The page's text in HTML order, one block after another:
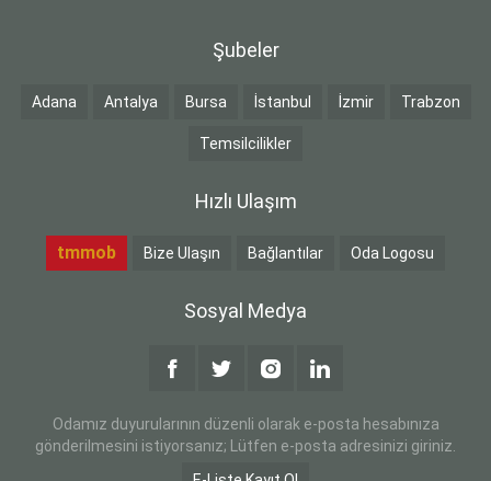
Şubeler
Adana Antalya Bursa İstanbul İzmir Trabzon
Temsilcilikler
Hızlı Ulaşım
tmmob Bize Ulaşın Bağlantılar Oda Logosu
Sosyal Medya
Odamız duyurularının düzenli olarak e-posta hesabınıza
gönderilmesini istiyorsanız; Lütfen e-posta adresinizi giriniz.